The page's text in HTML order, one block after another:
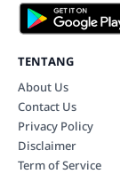
TENTANG
About Us
Contact Us
Privacy Policy
Disclaimer
Term of Service